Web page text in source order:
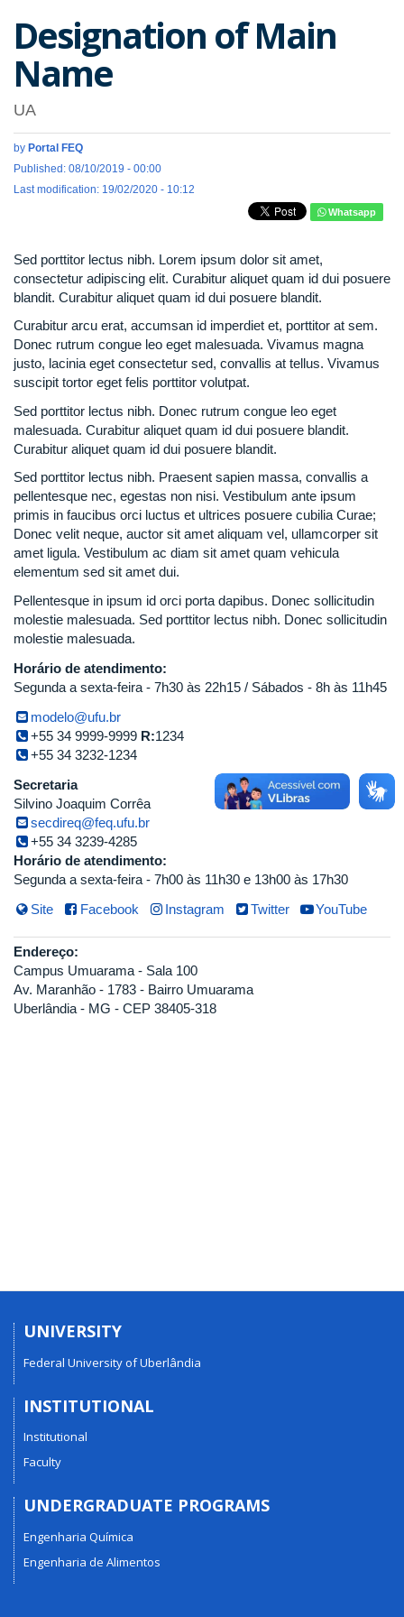
Designation of Main
Name
UA
by Portal FEQ
Published: 08/10/2019 - 00:00
Last modification: 19/02/2020 - 10:12
Whatsapp
Sed porttitor lectus nibh. Lorem ipsum dolor sit amet,
consectetur adipiscing elit. Curabitur aliquet quam id dui posuere
blandit. Curabitur aliquet quam id dui posuere blandit.
Curabitur arcu erat, accumsan id imperdiet et, porttitor at sem.
Donec rutrum congue leo eget malesuada. Vivamus magna
justo, lacinia eget consectetur sed, convallis at tellus. Vivamus
suscipit tortor eget felis porttitor volutpat.
Sed porttitor lectus nibh. Donec rutrum congue leo eget
malesuada. Curabitur aliquet quam id dui posuere blandit.
Curabitur aliquet quam id dui posuere blandit.
Sed porttitor lectus nibh. Praesent sapien massa, convallis a
pellentesque nec, egestas non nisi. Vestibulum ante ipsum
primis in faucibus orci luctus et ultrices posuere cubilia Curae;
Donec velit neque, auctor sit amet aliquam vel, ullamcorper sit
amet ligula. Vestibulum ac diam sit amet quam vehicula
elementum sed sit amet dui.
Pellentesque in ipsum id orci porta dapibus. Donec sollicitudin
molestie malesuada. Sed porttitor lectus nibh. Donec sollicitudin
molestie malesuada.
Horário de atendimento:
Segunda a sexta-feira - 7h30 às 22h15 / Sábados - 8h às 11h45
modelo@ufu.br
+55 34 9999-9999 R:1234
+55 34 3232-1234
Secretaria
Silvino Joaquim Corrêa
secdireq@feq.ufu.br
+55 34 3239-4285
Horário de atendimento:
Segunda a sexta-feira - 7h00 às 11h30 e 13h00 às 17h30
Site
Facebook Instagram Twitter YouTube
Endereço:
Campus Umuarama - Sala 100
Av. Maranhão - 1783 - Bairro Umuarama
Uberlândia - MG - CEP 38405-318
UNIVERSITY
Federal University of Uberlândia
INSTITUTIONAL
Institutional
Faculty
UNDERGRADUATE PROGRAMS
Engenharia Química
Engenharia de Alimentos